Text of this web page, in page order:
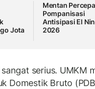
Jota
Mentan
Pompanisasi
Antisipasi El
2026
sangat serius. UMKM
Domestik Bruto